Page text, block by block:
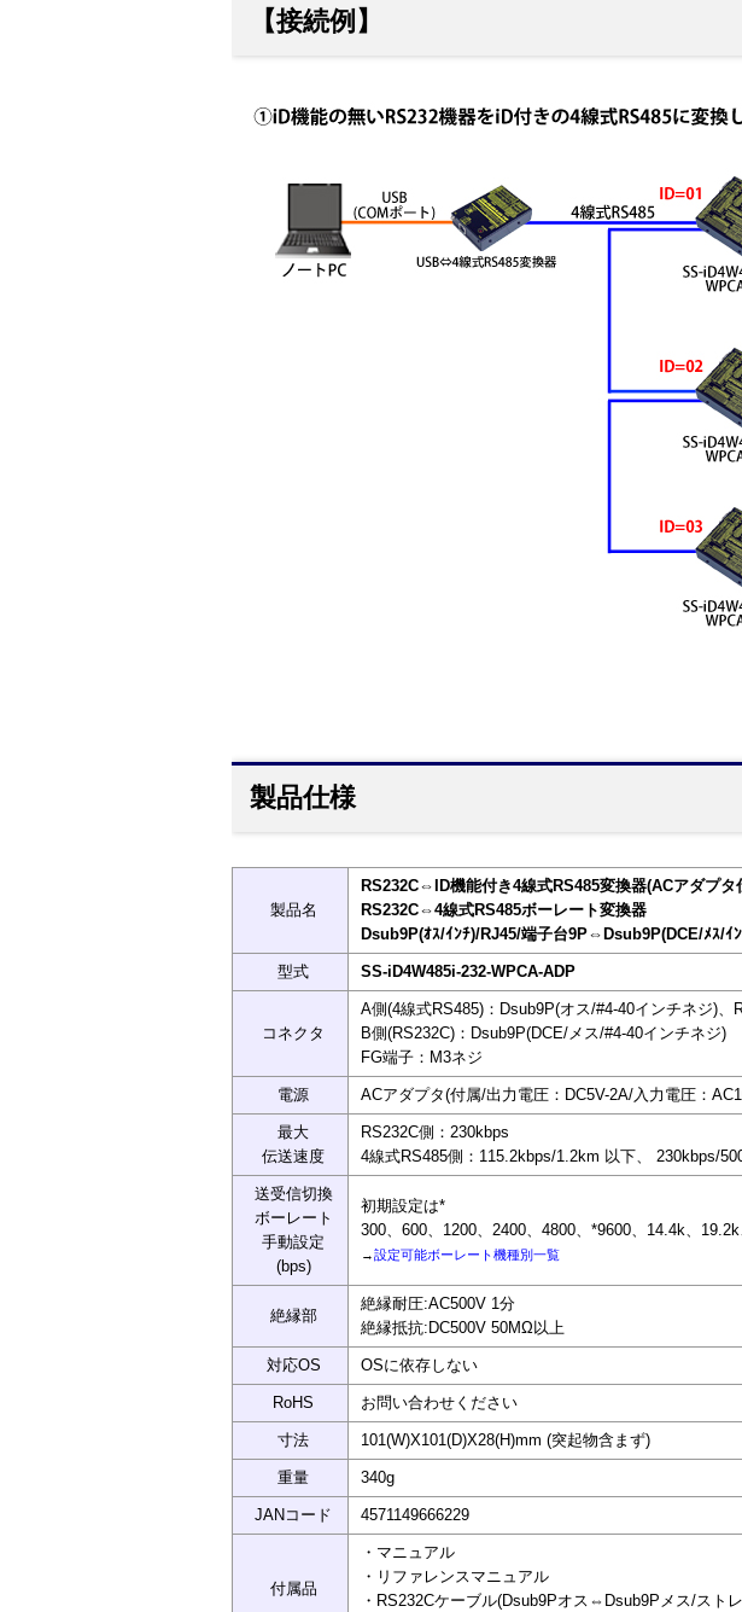
【接続例】
製品仕様
製品名
RS232C⇔ID機能付き4線式RS485変換器(ACアダプタ
RS232C⇔4線式RS485ボーレート変換器
Dsub9P(ｵｽ/ｲﾝﾁ)/RJ45/端子台9P⇔Dsub9P(DCE/ﾒｽ/ｲ
型式 SS-iD4W485i-232-WPCA-ADP
コネクタ
A側(4線式RS485)：Dsub9P(オス/#4-40インチネジ)
B側(RS232C)：Dsub9P(DCE/メス/#4-40インチネジ)
FG端子：M3ネジ
電源 ACアダプタ(付属/出力電圧：DC5V-2A/入力電圧：
最大
伝送速度
RS232C側：230kbps
4線式RS485側：115.2kbps/1.2km 以下、 230kbps/
送受信切換
ボーレート
手動設定
(bps)
初期設定は*
300、600、1200、2400、4800、*9600、14.4k、
→設定可能ボーレート機種別一覧
絶縁部
絶縁耐圧:AC500V 1分
絶縁抵抗:DC500V 50MΩ以上
対応OS OSに依存しない
RoHS お問い合わせください
寸法 101(W)X101(D)X28(H)mm (突起物含まず)
重量 340g
JANコード 4571149666229
付属品
・マニュアル
・リファレンスマニュアル
・RS232Cケーブル(Dsub9Pオス⇔Dsub9Pメス/スト